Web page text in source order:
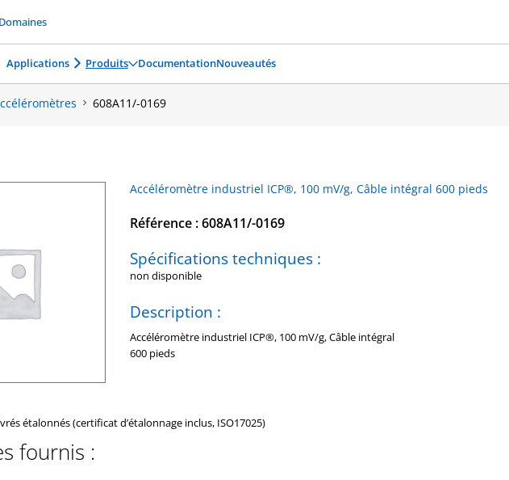
Domaines
Applications Produits DocumentationNouveautés
608A11/-0169
Accéléromètre industriel ICP®, 100 mV/g, Câble intégral 600 pieds
Référence : 608A11/-0169
Spécifications techniques :
non disponible
Description :
Accéléromètre industriel ICP®, 100 mV/g, Câble intégral
600 pieds
étalonnés (certificat d’étalonnage inclus, ISO17025)
fournis :